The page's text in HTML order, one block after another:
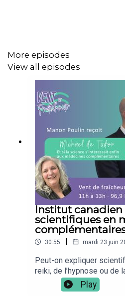
More episodes
View all episodes
Institut canadien
scientifiques en
30:55 | mardi 23 juin
Peut-on expliquer
reiki, de l’hypnose ou de
pari audacieux de
fondateur de l’Institut
Play